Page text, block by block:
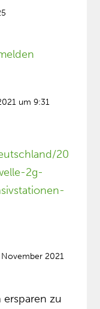
um 9:31
20
2g-
November 2021
ersparen zu